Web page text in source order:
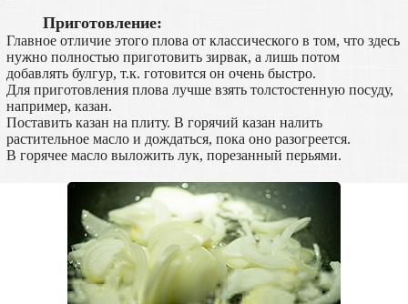
Приготовление:
Главное отличие этого плова от классического в том, что здесь
нужно полностью приготовить зирвак, а лишь потом
добавлять булгур, т.к. готовится он очень быстро.
Для приготовления плова лучше взять толстостенную посуду,
например, казан.
Поставить казан на плиту. В горячий казан налить
растительное масло и дождаться, пока оно разогреется.
В горячее масло выложить лук, порезанный перьями.